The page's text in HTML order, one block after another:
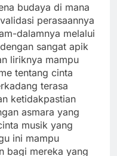
budaya di mana
perasaannya
dalamnya melalui
sangat apik
liriknya mampu
tentang cinta
terasa
ketidakpastian
asmara yang
musik yang
ini mampu
bagi mereka yang